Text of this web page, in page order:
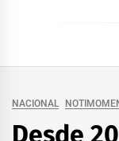
NACIONAL
Desde